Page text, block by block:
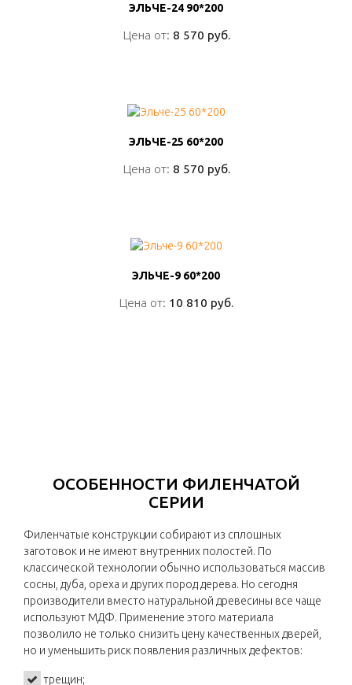
ЭЛЬЧЕ-24 90*200
Цена от: 8 570 руб.
ЭЛЬЧЕ-24 90*200
Цена от: 8 570 руб.
ЭЛЬЧЕ-25 60*200
Цена от: 8 570 руб.
ЭЛЬЧЕ-25 60*200
Цена от: 8 570 руб.
ЭЛЬЧЕ-9 60*200
Цена от: 10 810 руб.
ЭЛЬЧЕ-9 60*200
Цена от: 10 810 руб.
ОСОБЕННОСТИ ФИЛЕНЧАТОЙ
СЕРИИ
Филенчатые конструкции собирают из сплошных
заготовок и не имеют внутренних полостей. По
классической технологии обычно использоваться массив
сосны, дуба, ореха и других пород дерева. Но сегодня
производители вместо натуральной древесины все чаще
используют МДФ. Применение этого материала
позволило не только снизить цену качественных дверей,
но и уменьшить риск появления различных дефектов:
трещин;